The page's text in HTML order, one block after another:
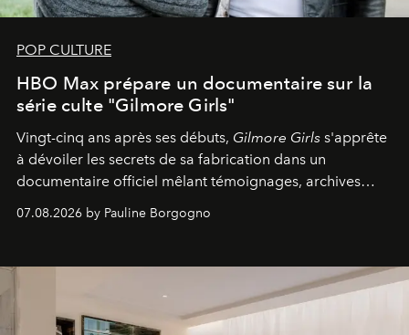
POP CULTURE
HBO Max prépare un documentaire sur la
série culte "Gilmore Girls"
Vingt-cinq ans après ses débuts, Gilmore Girls s'apprête
à dévoiler les secrets de sa fabrication dans un
documentaire officiel mêlant témoignages, archives
inédites et plongée dans les coulisses d'un phénomène
générationnel.
07.08.2026 by Pauline Borgogno